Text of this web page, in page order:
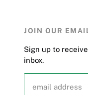
JOIN OUR
Sign up to
inbox.
email address